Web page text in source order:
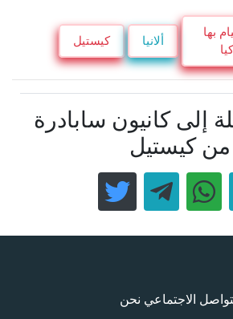
بها
ألانيا كيستيل
إلى كانيون سابادرة
من كيستيل
الاجتماعي نحن